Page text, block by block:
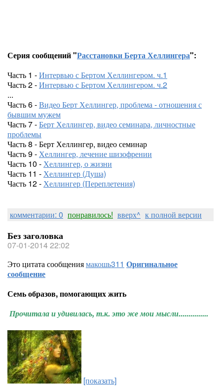
Серия сообщений "Расстановки Берта Хеллингера":
Часть 1 -Интервью с Бертом Хеллингером. ч.1
Часть 2 -Интервью с Бертом Хеллингером. ч.2
...
Часть 6 -Видео Берт Хеллингер, проблема - отношения с
бывшим мужем
Часть 7 -Берт Хеллингер, видео семинара, личностные
проблемы
Часть 8 - Берт Хеллингер, видео семинар
Часть 9 -Хеллингер, лечение шизофрении
Часть 10 -Хеллингер, о жизни
Часть 11 -Хеллингер (Душа)
Часть 12 -Хеллингер (Переплетения)
комментарии: 0 понравилось! вверх^ к полной версии
Без заголовка
07-01-2014 22:02
Это цитата сообщениямакошь311 Оригинальное
сообщение
Семь образов, помогающих жить
Прочитала и удивилась, т.к. это же мои мысли...............
[показать]